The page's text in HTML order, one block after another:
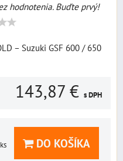
hodnotenia. Buďte prvý!
– Suzuki GSF 600 / 650
143,87 € s DPH
ks DO KOŠÍKA